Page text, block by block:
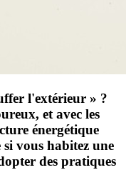
l'extérieur » ?
et avec les
énergétique
vous habitez une
des pratiques